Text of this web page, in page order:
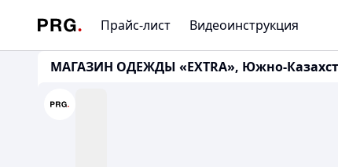
Прайс-лист Видеоинструкция
МАГАЗИН ОДЕЖДЫ «EXTRA», Южно-